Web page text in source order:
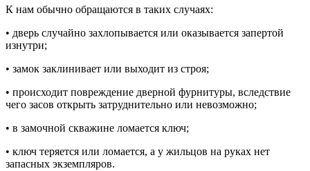
К нам обычно обращаются в таких случаях:
• дверь случайно захлопывается или оказывается запертой
изнутри;
• замок заклинивает или выходит из строя;
• происходит повреждение дверной фурнитуры, вследствие
чего засов открыть затруднительно или невозможно;
• в замочной скважине ломается ключ;
• ключ теряется или ломается, а у жильцов на руках нет
запасных экземпляров.